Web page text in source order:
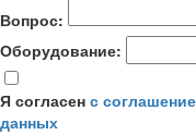
Вопрос:
Оборудование:
Я согласен с
данных